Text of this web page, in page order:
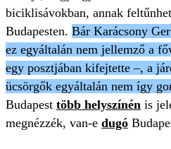
biciklisávokban, annak
Budapesten. Bár Karácsony
ez egyáltalán nem jellemző a
egy posztjában kifejtette –, a
ücsörgők egyáltalán nem így
Budapest több helyszínén is
megnézzék, van-e dugó